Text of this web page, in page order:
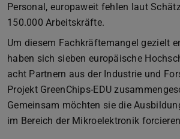
Personal, europaweit fehlen laut
150.000 Arbeitskräfte.
Um diesem Fachkräftemangel gezielt
haben sich sieben europäische
acht Partnern aus der Industrie und
Projekt GreenChips-EDU
Gemeinsam möchten sie die
im Bereich der Mikroelektronik